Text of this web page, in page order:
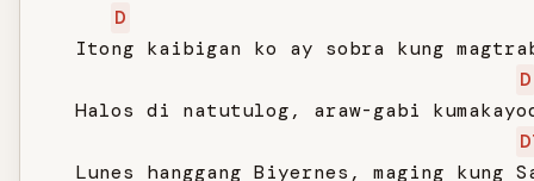
D
Itong kaibigan ko ay sobra kung
D
Halos di natutulog, araw-gabi
Lunes hanggang Biyernes, maging kung